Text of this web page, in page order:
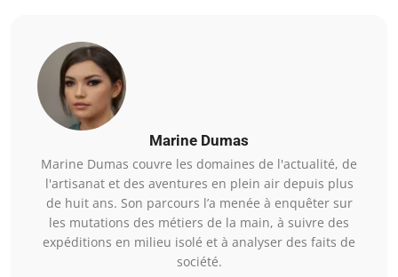
Marine Dumas
Marine Dumas couvre les domaines de l'actualité, de
l'artisanat et des aventures en plein air depuis plus
de huit ans. Son parcours l’a menée à enquêter sur
les mutations des métiers de la main, à suivre des
expéditions en milieu isolé et à analyser des faits de
société.